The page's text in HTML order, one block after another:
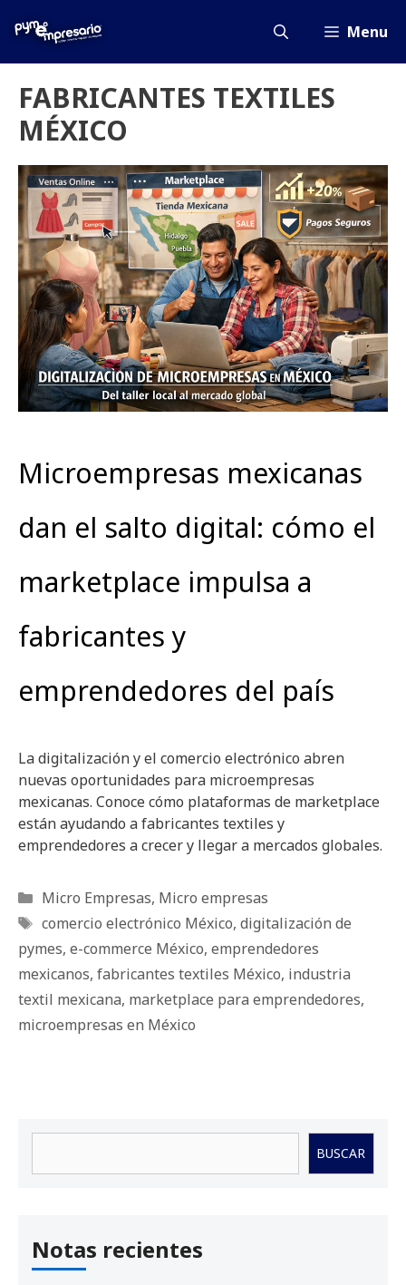
Menu
FABRICANTES TEXTILES
MÉXICO
Microempresas mexicanas
dan el salto digital: cómo el
marketplace impulsa a
fabricantes y
emprendedores del país
La digitalización y el comercio electrónico abren
nuevas oportunidades para microempresas
mexicanas. Conoce cómo plataformas de marketplace
están ayudando a fabricantes textiles y
emprendedores a crecer y llegar a mercados globales.
Categorías
Micro Empresas, Micro empresas
Etiquetas
comercio electrónico México, digitalización de
pymes, e-commerce México, emprendedores
mexicanos, fabricantes textiles México, industria
textil mexicana, marketplace para emprendedores,
microempresas en México
BUSCAR
Notas recientes